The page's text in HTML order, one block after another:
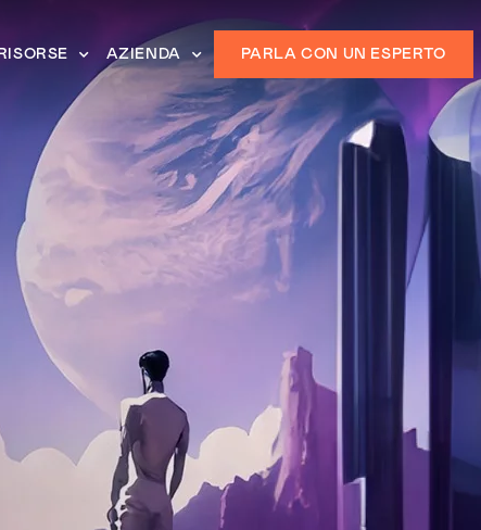
RISORSE AZIENDA PARLA CON UN ESPERTO